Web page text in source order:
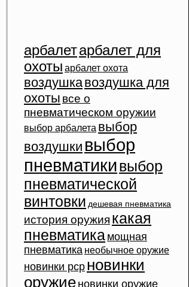
арбалетарбалет для
охоты арбалет охота
воздушкавоздушка для
охоты все о
пневматическом оружии
выбор арбалета выбор
воздушки выбор
пневматикивыбор
пневматической
винтовки дешевая пневматика
история оружия какая
пневматика мощная
пневматика необычное оружие
новинки pcp новинки
оружие новинки оружие